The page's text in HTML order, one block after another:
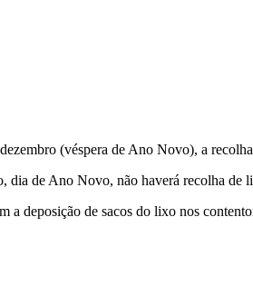
(véspera de Ano Novo), a
dia de Ano Novo, não haverá recolha de
a deposição de sacos do lixo nos